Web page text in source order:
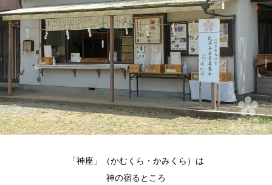
「神座」（かむくら・かみくら）は
神の宿るところ